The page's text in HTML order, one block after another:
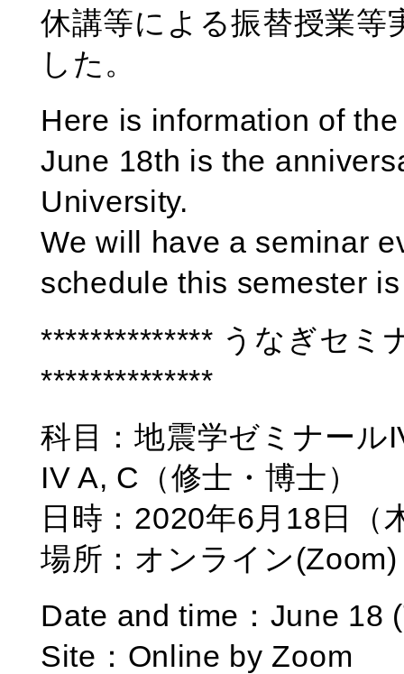
休講等による振替授業等
した。
Here is information of
June 18th is the
University.
We will have a seminar
schedule this semester
************** うなぎセミ
**************
科目：地震学ゼミナー
IV A, C（修士・博士）
日時：2020年6月18日（
場所：オンライン(Zoom)
Date and time：June 18
Site：Online by Zoom